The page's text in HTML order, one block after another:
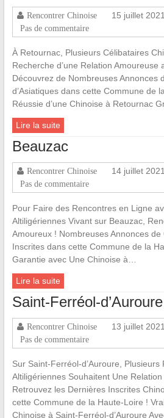
Rencontrer Chinoise 15 juillet 2021
Pas de commentaire
À Retournac, Plusieurs Célibataires
Recherche d’une Relation Amoureuse
Découvrez de Nombreuses Annonces
d’Asiatiques dans cette Commune de
Réussie d’une Chinoise à Retournac
Lire la suite
Beauzac
Rencontrer Chinoise 14 juillet 2021
Pas de commentaire
Pour Faire des Rencontres en Ligne
Altiligériennes Vivant sur Beauzac,
Amoureux ! Nombreuses Annonces de
Inscrites dans cette Commune de la
Garantie avec Une Chinoise à…
Lire la suite
Saint-Ferréol-d’Auroure
Rencontrer Chinoise 13 juillet 2021
Pas de commentaire
Sur Saint-Ferréol-d’Auroure, Plusieurs
Altiligériennes Souhaitent Une
Retrouvez les Dernières Inscrites
cette Commune de la Haute-Loire !
Chinoise à Saint-Ferréol-d’Auroure